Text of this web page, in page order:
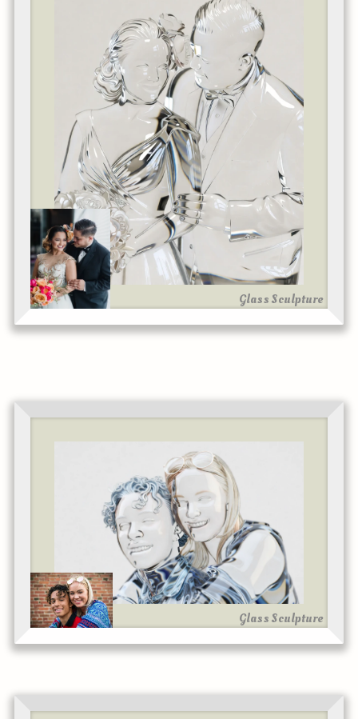
Glass Sculpture
Glass Sculpture